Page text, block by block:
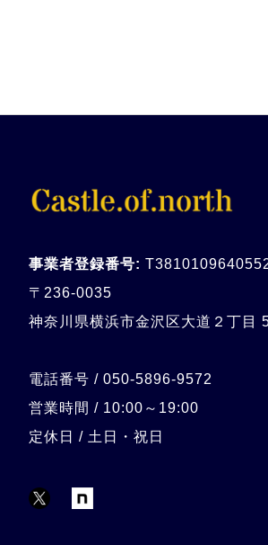
事業者登録番号:
〒236-0035
神奈川県横浜市金沢区大道２丁目
電話番号 / 050-5896-9572
営業時間 / 10:00～19:00
定休日 / 土日・祝日